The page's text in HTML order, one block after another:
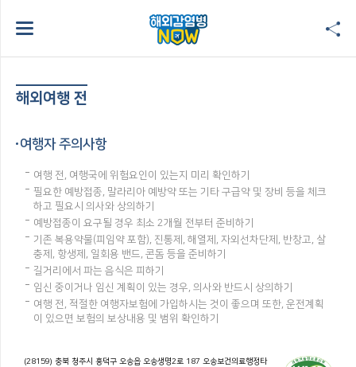
해외여행 전
여행자 주의사항
여행 전, 여행국에 위험요인이 있는지 미리 확인하기
필요한 예방접종, 말라리아 예방약 또는 기타 구급약 및 장비 등을 체크
하고 필요시 의사와 상의하기
예방접종이 요구될 경우 최소 2개월 전부터 준비하기
기존 복용약물(피임약 포함), 진통제, 해열제, 자외선차단제, 반창고, 살
충제, 항생제, 일회용 밴드, 콘돔 등을 준비하기
길거리에서 파는 음식은 피하기
임신 중이거나 임신 계획이 있는 경우, 의사와 반드시 상의하기
여행 전, 적절한 여행자보험에 가입하시는 것이 좋으며 또한, 운전계획
이 있으면 보험의 보상내용 및 범위 확인하기
(28159) 충북 청주시 흥덕구 오송읍 오송생명2로 187 오송보건의료행정타